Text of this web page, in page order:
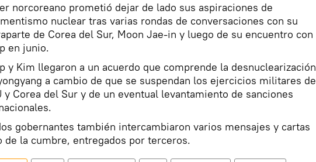
norcoreano prometió dejar de lado sus aspiraciones de
nuclear tras varias rondas de conversaciones con su
de Corea del Sur, Moon Jae-in y luego de su encuentro con
en junio.
y Kim llegaron a un acuerdo que comprende la desnuclearización
a cambio de que se suspendan los ejercicios militares de
y Corea del Sur y de un eventual levantamiento de sanciones
gobernantes también intercambiaron varios mensajes y cartas
de la cumbre, entregados por terceros.